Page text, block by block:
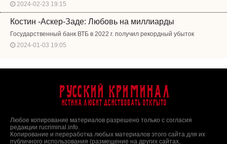
2024-02-23 19:15
Костин -Аскер-Заде: Любовь на миллиарды
Государственный банк ВТБ в 2022 г. получил рекордный убыток
2024-01-03 19:05
Русский Криминал
Истина любит действовать открыто
Любое копирование материалов разрешено только с согласия
редакции rucriminal.info.
Копирование и переработка любых материалов этого сайта для их
публичного использования (размещение на других сайтах,